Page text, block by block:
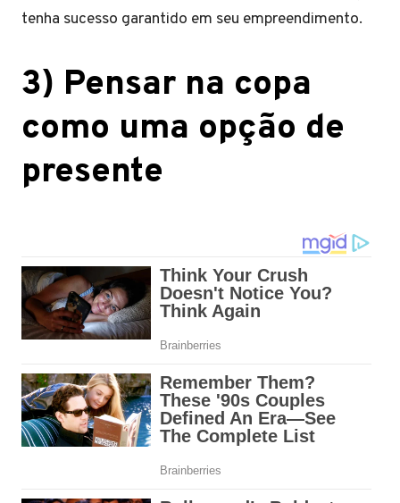
tenha sucesso garantido em seu empreendimento.
3) Pensar na copa
como uma opção de
presente